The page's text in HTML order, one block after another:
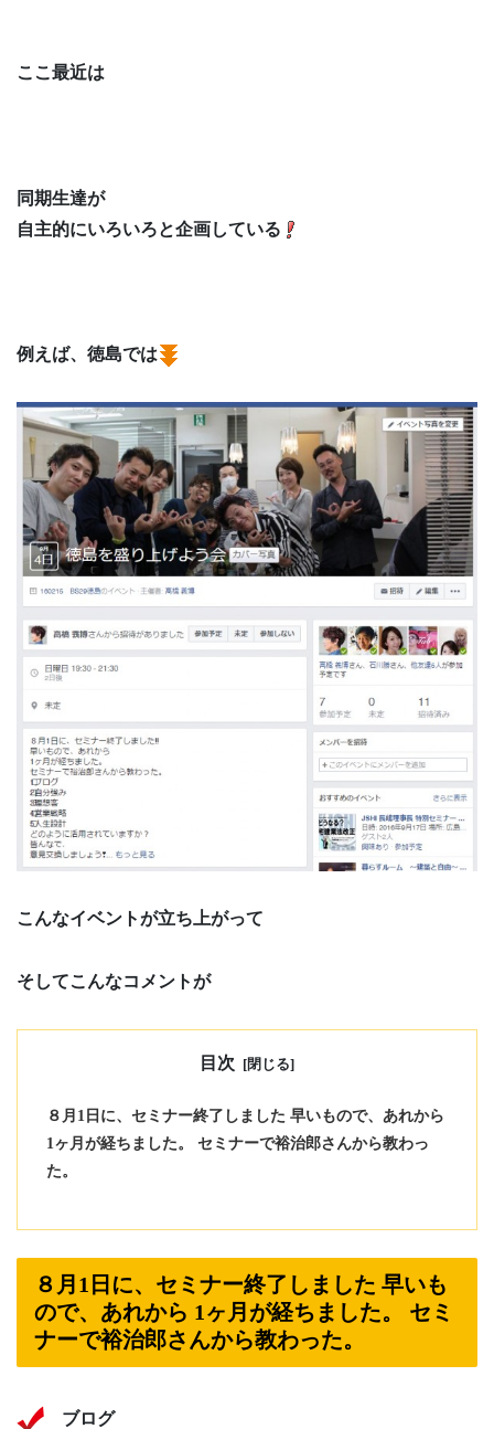
ここ最近は
同期生達が
自主的にいろいろと企画している
例えば、徳島では
こんなイベントが立ち上がって
そしてこんなコメントが
目次
８月1日に、セミナー終了しました 早いもので、あれから
1ヶ月が経ちました。 セミナーで裕治郎さんから教わっ
た。
８月1日に、セミナー終了しました 早いも
ので、あれから 1ヶ月が経ちました。 セミ
ナーで裕治郎さんから教わった。
ブログ